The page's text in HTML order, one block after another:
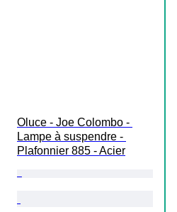
Oluce - Joe Colombo -
Lampe à suspendre -
Plafonnier 885 - Acier